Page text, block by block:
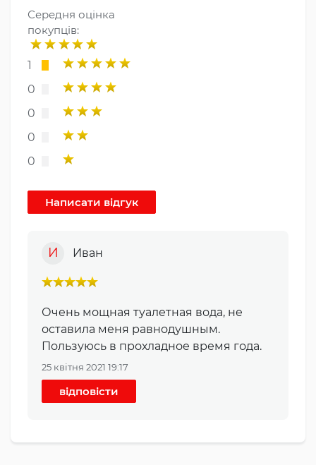
Середня оцінка
покупців:
1
0
0
0
0
И Иван
Очень мощная туалетная вода, не
оставила меня равнодушным.
Пользуюсь в прохладное время года.
25 квітня 2021 19:17
відповісти